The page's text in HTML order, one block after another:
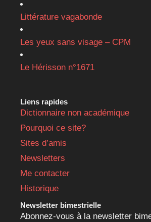
Littérature vagabonde
Les yeux sans visage – CPM
Le Hérisson n°1671
Liens rapides
Dictionnaire non académique
Pourquoi ce site?
Sites d’amis
Newsletters
Me contacter
Historique
Newsletter bimestrielle
Abonnez-vous à la newsletter